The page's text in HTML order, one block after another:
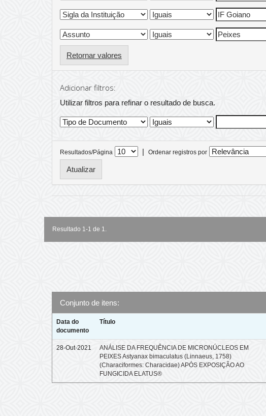
Retornar valores
Adicionar filtros:
Utilizar filtros para refinar o resultado de busca.
Resultados/Página | Ordenar registros por
Resultado 1-1 de 1.
Conjunto de itens:
Data do
documento
Título
28-Out-2021
ANÁLISE DA FREQUÊNCIA DE MICRONÚCLEOS EM
PEIXES Astyanax bimaculatus (Linnaeus, 1758)
(Characiformes: Characidae) APÓS EXPOSIÇÃO AO
FUNGICIDA ELATUS®